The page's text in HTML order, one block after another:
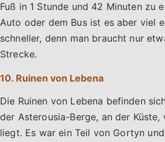
Fuß in 1 Stunde und 42 Minuten zu
Auto oder dem Bus ist es aber viel
schneller, denn man braucht nur
Strecke.
10. Ruinen von Lebena
Die Ruinen von Lebena befinden
der Asterousia-Berge, an der
liegt. Es war ein Teil von Gortyn